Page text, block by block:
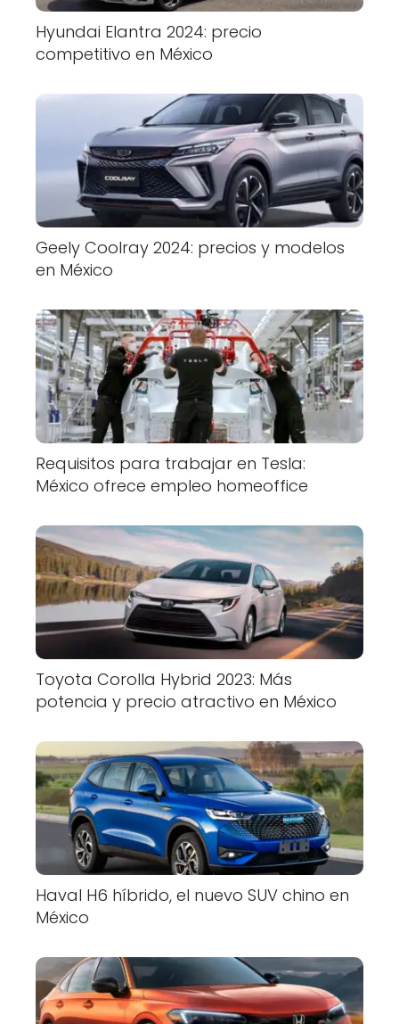
Hyundai Elantra 2024: precio
competitivo en México
Geely Coolray 2024: precios y modelos
en México
Requisitos para trabajar en Tesla:
México ofrece empleo homeoffice
Toyota Corolla Hybrid 2023: Más
potencia y precio atractivo en México
Haval H6 híbrido, el nuevo SUV chino en
México